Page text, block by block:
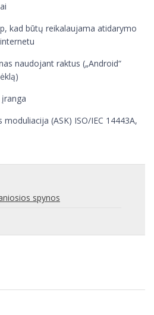
kad būtų reikalaujama atidarymo
naudojant raktus („Android“
(ASK) ISO/IEC 14443A,
spynos